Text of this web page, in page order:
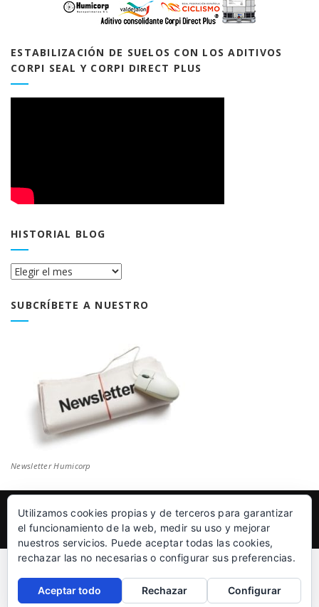
ESTABILIZACIÓN DE SUELOS CON LOS ADITIVOS
CORPI SEAL Y CORPI DIRECT PLUS
HISTORIAL BLOG
Historial
SUBCRÍBETE A NUESTRO
Newsletter Humicorp
© Humicorp Nanopolímeros S.L 2011-2026| Aviso Legal
Utilizamos cookies propias y de terceros para garantizar
el funcionamiento de la web, medir su uso y mejorar
nuestros servicios. Puede aceptar todas las cookies,
rechazar las no necesarias o configurar sus preferencias.
Aceptar todo Rechazar Configurar